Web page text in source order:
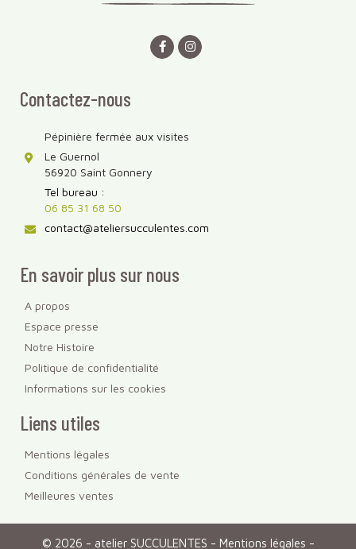
En savoir plus sur nous
A propos
Espace presse
Notre Histoire
Politique de confidentialité
Informations sur les cookies
Liens utiles
Mentions légales
Conditions générales de vente
Meilleures ventes
Contactez-nous
Pépinière fermée aux visites
Le Guernol
56920 Saint Gonnery
Tel bureau :
06 85 31 68 50
contact@ateliersucculentes.com
© 2026 - atelier SUCCULENTES - Mentions légales -